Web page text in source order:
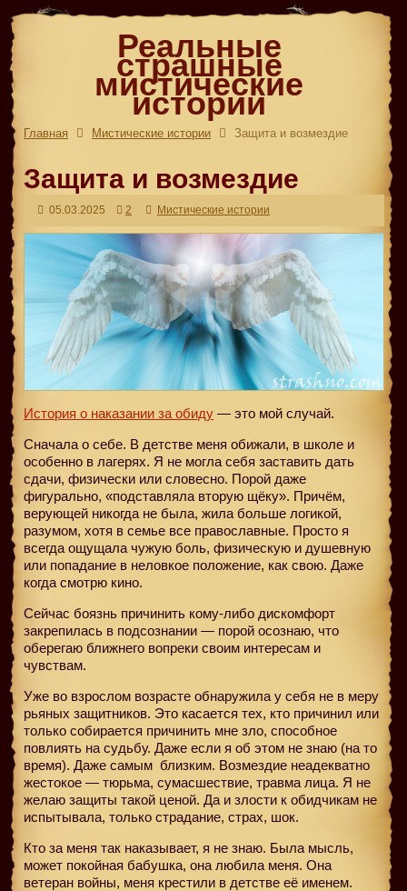
Реальные
страшные
мистические
истории
Главная Мистические истории Защита и возмездие
Защита и возмездие
05.03.2025 2 Мистические истории
История о наказании за обиду — это мой случай.
Сначала о себе. В детстве меня обижали, в школе и
особенно в лагерях. Я не могла себя заставить дать
сдачи, физически или словесно. Порой даже
фигурально, «подставляла вторую щёку». Причём,
верующей никогда не была, жила больше логикой,
разумом, хотя в семье все православные. Просто я
всегда ощущала чужую боль, физическую и душевную
или попадание в неловкое положение, как свою. Даже
когда смотрю кино.
Сейчас боязнь причинить кому-либо дискомфорт
закрепилась в подсознании — порой осознаю, что
оберегаю ближнего вопреки своим интересам и
чувствам.
Уже во взрослом возрасте обнаружила у себя не в меру
рьяных защитников. Это касается тех, кто причинил или
только собирается причинить мне зло, способное
повлиять на судьбу. Даже если я об этом не знаю (на то
время). Даже самым близким. Возмездие неадекватно
жестокое — тюрьма, сумасшествие, травма лица. Я не
желаю защиты такой ценой. Да и злости к обидчикам не
испытывала, только страдание, страх, шок.
Кто за меня так наказывает, я не знаю. Была мысль,
может покойная бабушка, она любила меня. Она
ветеран войны, меня крестили в детстве её именем.